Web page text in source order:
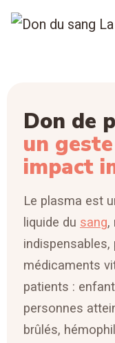
Don de
un
impact
Le plasma est
liquide du sang,
médicaments
patients :
personnes
brûlés,